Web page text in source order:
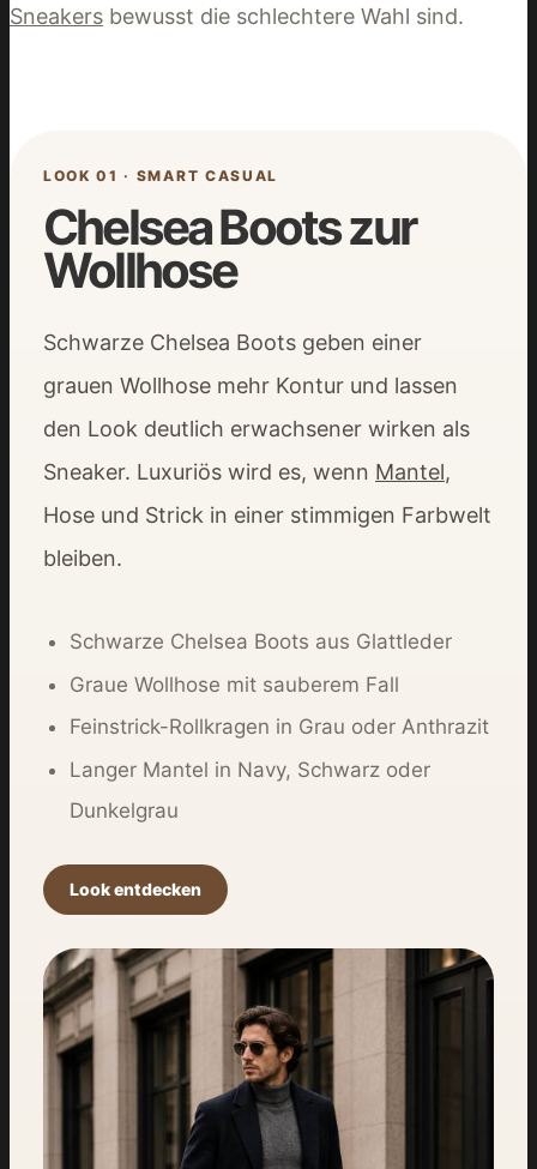
Sneakers bewusst die schlechtere Wahl sind.
LOOK 01 · SMART CASUAL
Chelsea Boots zur
Wollhose
Schwarze Chelsea Boots geben einer
grauen Wollhose mehr Kontur und lassen
den Look deutlich erwachsener wirken als
Sneaker. Luxuriös wird es, wenn Mantel,
Hose und Strick in einer stimmigen Farbwelt
bleiben.
Schwarze Chelsea Boots aus Glattleder
Graue Wollhose mit sauberem Fall
Feinstrick-Rollkragen in Grau oder Anthrazit
Langer Mantel in Navy, Schwarz oder
Dunkelgrau
Look entdecken